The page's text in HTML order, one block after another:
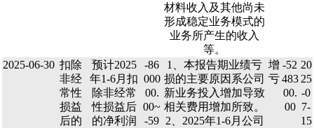
材料收入及其他尚未
形成稳定业务模式的
业务所产生的收入
等。
2025-06-30 扣除
非经
常性
损益
后的
预计2025
年1-6月扣
除非经常
性损益后
的净利润
-86
000
00.
00~
-59
1、本报告期业绩亏
损的主要原因系公司
新业务投入增加导致
相关费用增加所致。
2、2025年1-6月公司
增
亏
-52
483
00.
00
20
25
-0
7-
15